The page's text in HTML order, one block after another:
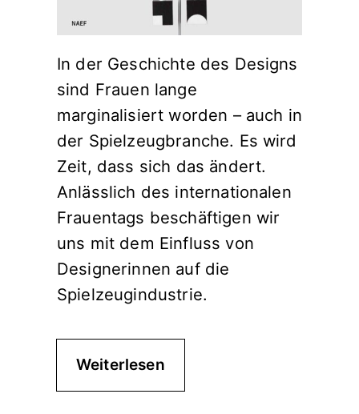
In der Geschichte des Designs
sind Frauen lange
marginalisiert worden – auch in
der Spielzeugbranche. Es wird
Zeit, dass sich das ändert.
Anlässlich des internationalen
Frauentags beschäftigen wir
uns mit dem Einfluss von
Designerinnen auf die
Spielzeugindustrie.
Weiterlesen